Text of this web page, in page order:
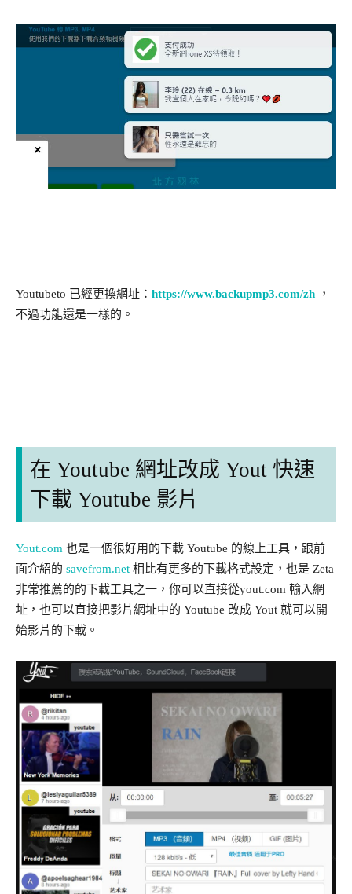
Youtubeto 已經更換網址： https://www.backupmp3.com/zh
，
不過功能還是一樣的。
在 Youtube 網址改成 Yout 快速
下載 Youtube 影片
Yout.com 也是一個很好用的下載 Youtube 的線上工具，跟前
面介紹的 savefrom.net 相比有更多的下載格式設定，也是 Zeta
非常推薦的的下載工具之一，你可以直接從yout.com 輸入網
址，也可以直接把影片網址中的 Youtube 改成 Yout 就可以開
始影片的下載。